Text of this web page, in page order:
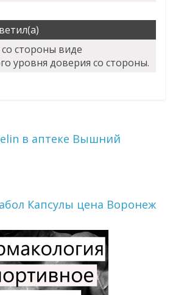
стороны виде
уровня доверия со стороны.
в аптеке Вышний
Капсулы цена Воронеж